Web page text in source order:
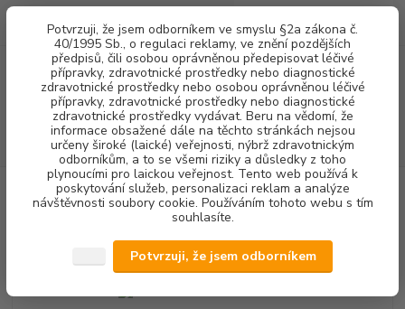
Potvrzuji, že jsem odborníkem ve smyslu §2a zákona č.
40/1995 Sb., o regulaci reklamy, ve znění pozdějších
předpisů, čili osobou oprávněnou předepisovat léčivé
přípravky, zdravotnické prostředky nebo diagnostické
zdravotnické prostředky nebo osobou oprávněnou léčivé
přípravky, zdravotnické prostředky nebo diagnostické
zdravotnické prostředky vydávat. Beru na vědomí, že
informace obsažené dále na těchto stránkách nejsou
určeny široké (laické) veřejnosti, nýbrž zdravotnickým
odborníkům, a to se všemi riziky a důsledky z toho
plynoucími pro laickou veřejnost. Tento web používá k
poskytování služeb, personalizaci reklam a analýze
návštěvnosti soubory cookie. Používáním tohoto webu s tím
souhlasíte.
Potvrzuji, že jsem odborníkem
Menu
CZK
Hledat
(Po-Pá, 8-16 hod.)
za0,00 Kč
STOMATOLOGICKÉ SOUPRAVY + NÁHRADNÍ DÍLY
NÁHRADNÍ
DÍLY SÁNÍ
HADICE Odsávací hadice D=17 mm
Odsávací hadice D=17 mm